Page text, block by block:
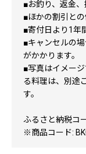
■お釣り、返金、
■ほかの割引との
■寄付日より1年
■キャンセルの
がかかります。
■写真はイメー
る料理は、別途
す。
ふるさと納税コ
※商品コード: